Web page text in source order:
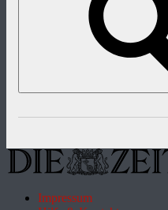
Impressum